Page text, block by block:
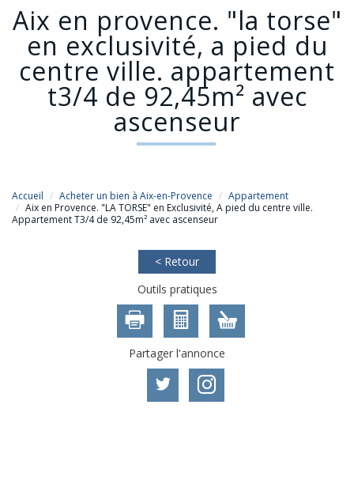
aix en provence. "la torse"
en exclusivité, a pied du
centre ville. appartement
t3/4 de 92,45m² avec
ascenseur
Accueil Acheter un bien à Aix-en-Provence
Appartement
Aix en Provence. "LA TORSE" en Exclusivité, A pied du centre ville.
Appartement T3/4 de 92,45m² avec ascenseur
< Retour
Outils pratiques
Partager l'annonce